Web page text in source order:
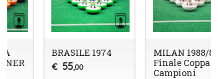
MILAN 1988/89
Finale Coppa
Campioni
STELLA ROSSA
1990/91- WINNER